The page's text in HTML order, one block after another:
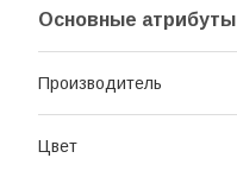
Основные атрибуты
Производитель
Цвет